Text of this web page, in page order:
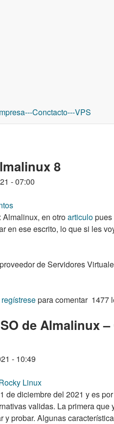
---Conctacto---VPS
8
- 07:00
en otroarticulo
en ese escrito, lo que si les
de Servidores
8
regístresepara comentar 1477
de Almalinux –
- 10:49
Linux
de diciembre del 2021 y es
validas. La primera que
y probar. Algunas